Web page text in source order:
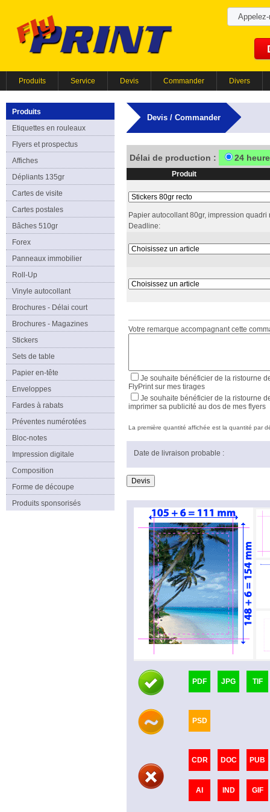
Produits Service Devis Commander Divers
Produits
Etiquettes en rouleaux
Flyers et prospectus
Affiches
Dépliants 135gr
Cartes de visite
Cartes postales
Bâches 510gr
Forex
Panneaux immobilier
Roll-Up
Vinyle autocollant
Brochures - Délai court
Brochures - Magazines
Stickers
Sets de table
Papier en-tête
Enveloppes
Fardes à rabats
Préventes numérotées
Bloc-notes
Impression digitale
Composition
Forme de découpe
Produits sponsorisés
Devis / Commander
Délai de production : 24
Produit
Papier autocollant 80gr, impression quadri
Deadline:
Votre remarque accompagnant cette
Je souhaite bénéficier de la ristourne
FlyPrint sur mes tirages
Je souhaite bénéficier de la ristourne
imprimer sa publicité au dos de mes flyers
La première quantité affichée est la quantité par
Date de livraison probable :
PDF JPG TIF
PSD
CDR DOC PUB
AI IND GIF